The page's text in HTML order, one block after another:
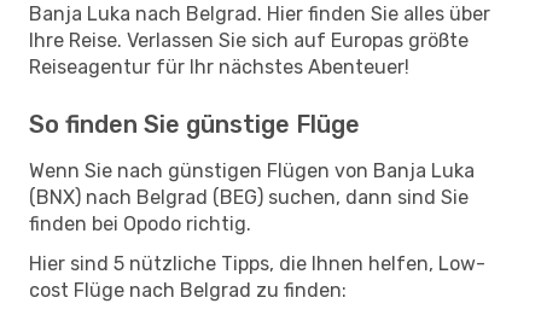
Banja Luka nach Belgrad. Hier finden Sie alles über
Ihre Reise. Verlassen Sie sich auf Europas größte
Reiseagentur für Ihr nächstes Abenteuer!
So finden Sie günstige Flüge
Wenn Sie nach günstigen Flügen von Banja Luka
(BNX) nach Belgrad (BEG) suchen, dann sind Sie
finden bei Opodo richtig.
Hier sind 5 nützliche Tipps, die Ihnen helfen, Low-
cost Flüge nach Belgrad zu finden: